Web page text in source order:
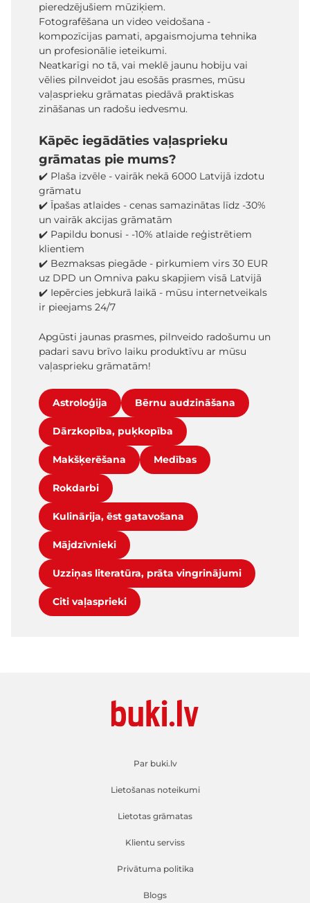
pieredzējušiem mūziķiem.
Fotografēšana un video veidošana -
kompozīcijas pamati, apgaismojuma tehnika
un profesionālie ieteikumi.
Neatkarīgi no tā, vai meklē jaunu hobiju vai
vēlies pilnveidot jau esošās prasmes, mūsu
vaļasprieku grāmatas piedāvā praktiskas
zināšanas un radošu iedvesmu.
Kāpēc iegādāties vaļasprieku
grāmatas pie mums?
✔️ Plaša izvēle - vairāk nekā 6000 Latvijā izdotu
grāmatu
✔️ Īpašas atlaides - cenas samazinātas līdz -30%
un vairāk akcijas grāmatām
✔️ Papildu bonusi - -10% atlaide reģistrētiem
klientiem
✔️ Bezmaksas piegāde - pirkumiem virs 30 EUR
uz DPD un Omniva paku skapjiem visā Latvijā
✔️ Iepērcies jebkurā laikā - mūsu internetveikals
ir pieejams 24/7
Apgūsti jaunas prasmes, pilnveido radošumu un
padari savu brīvo laiku produktīvu ar mūsu
vaļasprieku grāmatām!
Astroloģija Bērnu audzināšana
Dārzkopība, puķkopība
Makšķerēšana Medības
Rokdarbi
Kulinārija, ēst gatavošana
Mājdzīvnieki
Uzziņas literatūra, prāta vingrinājumi
Citi vaļasprieki
Par buki.lv
Lietošanas noteikumi
Lietotas grāmatas
Klientu serviss
Privātuma politika
Blogs